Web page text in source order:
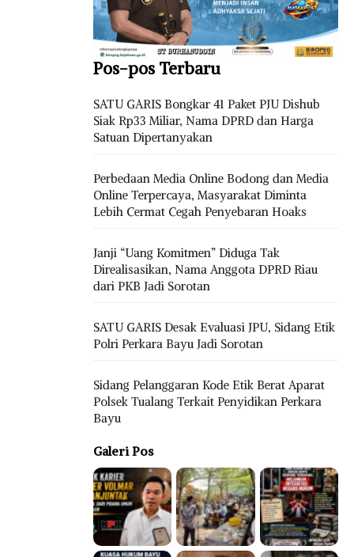
Pos-pos Terbaru
SATU GARIS Bongkar 41 Paket PJU Dishub
Siak Rp33 Miliar, Nama DPRD dan Harga
Satuan Dipertanyakan
Perbedaan Media Online Bodong dan Media
Online Terpercaya, Masyarakat Diminta
Lebih Cermat Cegah Penyebaran Hoaks
Janji “Uang Komitmen” Diduga Tak
Direalisasikan, Nama Anggota DPRD Riau
dari PKB Jadi Sorotan
SATU GARIS Desak Evaluasi JPU, Sidang Etik
Polri Perkara Bayu Jadi Sorotan
Sidang Pelanggaran Kode Etik Berat Aparat
Polsek Tualang Terkait Penyidikan Perkara
Bayu
Galeri Pos